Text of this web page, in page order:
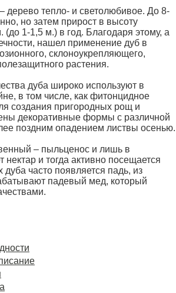
дерево тепло- и светолюбивое. До 8-
но затем прирост в высоту
(до 1-1,5 м.) в год. Благодаря этому, а
нашел применение дуб в
склоноукрепляющего,
растения.
дуба широко используют в
в том числе, как фитонцидное
создания пригородных рощ и
декоративные формы с различной
поздним опадением листвы осенью.
– пыльценос и лишь в
нектар и тогда активно посещается
дуба часто появляется падь, из
падевый мед, который